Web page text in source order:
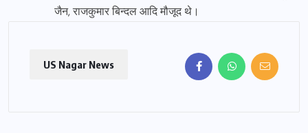
जैन, राजकुमार बिन्दल आदि मौजूद थे।
US Nagar News